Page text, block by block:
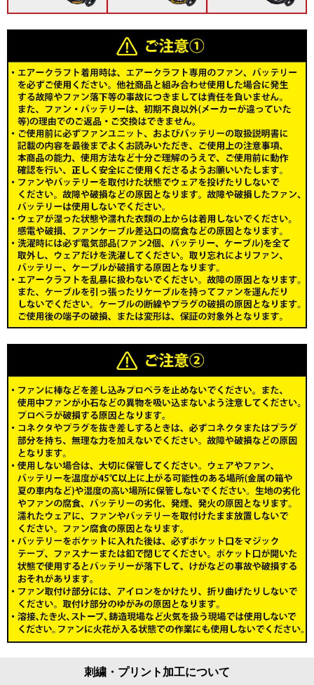
刺繍・プリント加工について